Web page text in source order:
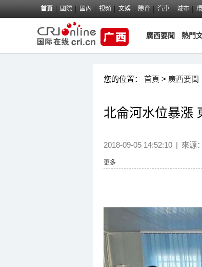
首頁 國際 國內 視頻 文娛 體育 汽車 城市
廣西要聞 熱門
您的位置： 首頁 > 廣西要聞
北侖河水位暴漲
2018-09-05 14:52:10 | 來源：
更多